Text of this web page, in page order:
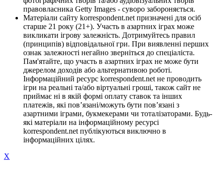
правовласника Getty Images - суворо забороняється.
Матеріали сайту korrespondent.net призначені для осіб
старше 21 року (21+). Участь в азартних іграх може
викликати ігрову залежність. Дотримуйтесь правил
(принципів) відповідальної гри. При виявленні перших
ознак залежності негайно зверніться до спеціаліста.
Пам'ятайте, що участь в азартних іграх не може бути
джерелом доходів або альтернативою роботі.
Інформаційний ресурс korrespondent.net не проводить
ігри на реальні та/або віртуальні гроші, також сайт не
приймає ні в якій формі оплату ставок та інших
платежів, які пов’язані/можуть бути пов’язані з
азартними іграми, букмекерами чи тоталізаторами. Будь-
які матеріали на інформаційному ресурсі
korrespondent.net публікуються виключно в
інформаційних цілях.
X